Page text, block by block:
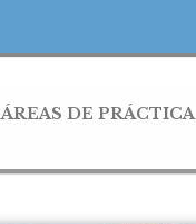
ÁREAS DE PRÁCTICA